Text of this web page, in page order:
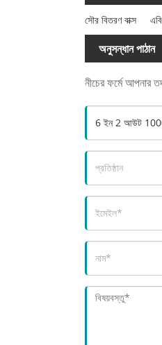
সৌর বিতরণ বাক্স
অনুসন্ধান পাঠান
নীচের ফর্মে আপনার